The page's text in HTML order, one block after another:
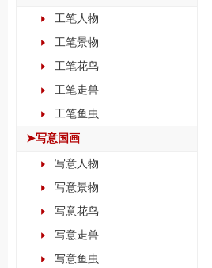
工笔人物
工笔景物
工笔花鸟
工笔走兽
工笔鱼虫
➤写意国画
写意人物
写意景物
写意花鸟
写意走兽
写意鱼虫